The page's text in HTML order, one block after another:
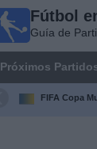
Fútbol
Guía de
Próximos
FIFA Copa